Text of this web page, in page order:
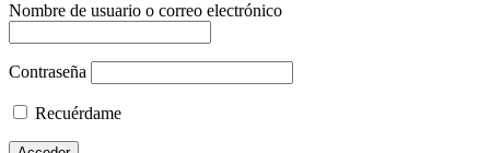
Nombre de usuario o correo electrónico
Contraseña
Recuérdame